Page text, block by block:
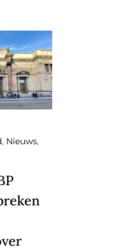
, Nieuws,